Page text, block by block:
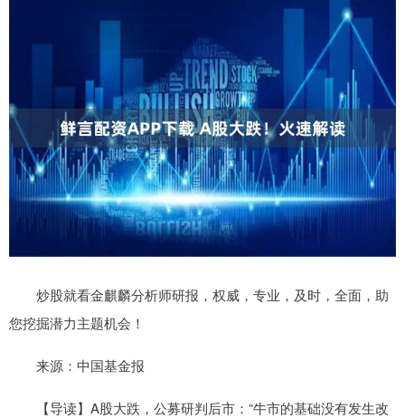
炒股就看金麒麟分析师研报，权威，专业，及时，全面，助
您挖掘潜力主题机会！
来源：中国基金报
【导读】A股大跌，公募研判后市：“牛市的基础没有发生改